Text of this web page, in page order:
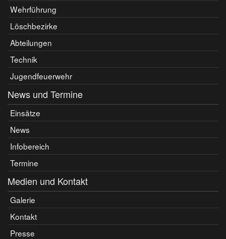
Wehrführung
Löschbezirke
Abteilungen
Technik
Jugendfeuerwehr
News und Termine
Einsätze
News
Infobereich
Termine
Medien und Kontakt
Galerie
Kontakt
Presse